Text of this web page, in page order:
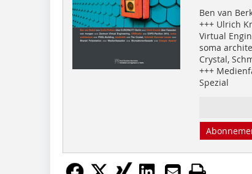
Ben van
+++ Ulrich
Virtual
soma
Crystal,
+++
Spezial